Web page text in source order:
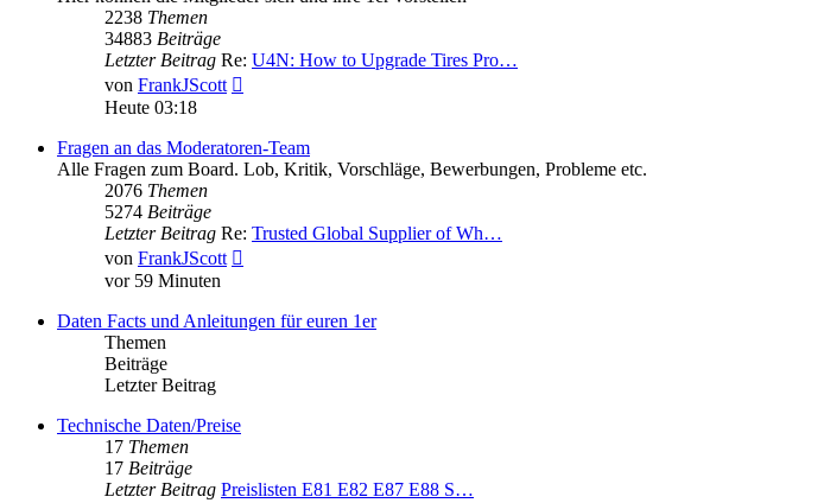
2238 Themen
34883 Beiträge
Letzter Beitrag Re: U4N: How to Upgrade Tires Pro…
von FrankJScott
Heute 03:18
Fragen an das Moderatoren-Team
Alle Fragen zum Board. Lob, Kritik, Vorschläge, Bewerbungen, Probleme etc.
2076 Themen
5274 Beiträge
Letzter Beitrag Re: Trusted Global Supplier of Wh…
von FrankJScott
vor 59 Minuten
Daten Facts und Anleitungen für euren 1er
Themen
Beiträge
Letzter Beitrag
Technische Daten/Preise
17 Themen
17 Beiträge
Letzter Beitrag Preislisten E81 E82 E87 E88 S…